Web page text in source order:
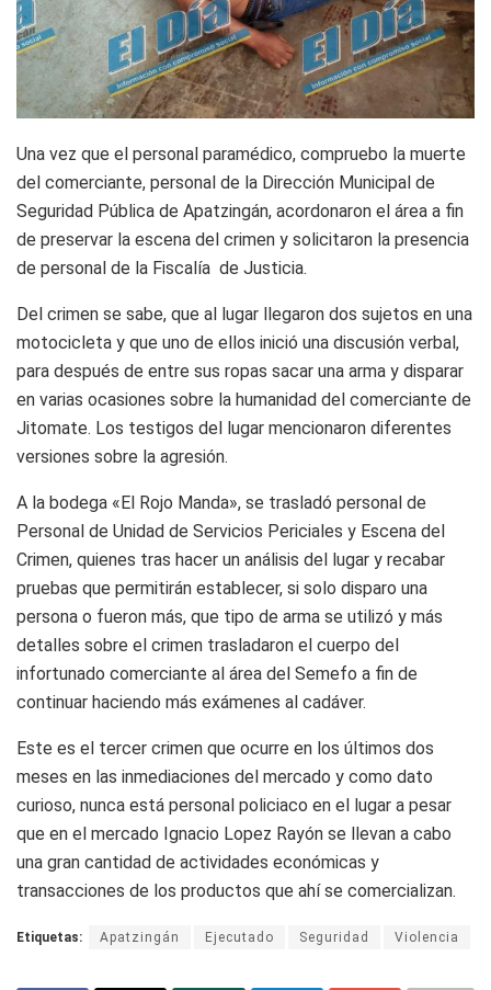
Una vez que el personal paramédico, compruebo la muerte
del comerciante, personal de la Dirección Municipal de
Seguridad Pública de Apatzingán, acordonaron el área a fin
de preservar la escena del crimen y solicitaron la presencia
de personal de la Fiscalía de Justicia.
Del crimen se sabe, que al lugar llegaron dos sujetos en una
motocicleta y que uno de ellos inició una discusión verbal,
para después de entre sus ropas sacar una arma y disparar
en varias ocasiones sobre la humanidad del comerciante de
Jitomate. Los testigos del lugar mencionaron diferentes
versiones sobre la agresión.
A la bodega «El Rojo Manda», se trasladó personal de
Personal de Unidad de Servicios Periciales y Escena del
Crimen, quienes tras hacer un análisis del lugar y recabar
pruebas que permitirán establecer, si solo disparo una
persona o fueron más, que tipo de arma se utilizó y más
detalles sobre el crimen trasladaron el cuerpo del
infortunado comerciante al área del Semefo a fin de
continuar haciendo más exámenes al cadáver.
Este es el tercer crimen que ocurre en los últimos dos
meses en las inmediaciones del mercado y como dato
curioso, nunca está personal policiaco en el lugar a pesar
que en el mercado Ignacio Lopez Rayón se llevan a cabo
una gran cantidad de actividades económicas y
transacciones de los productos que ahí se comercializan.
Etiquetas: Apatzingán Ejecutado Seguridad Violencia